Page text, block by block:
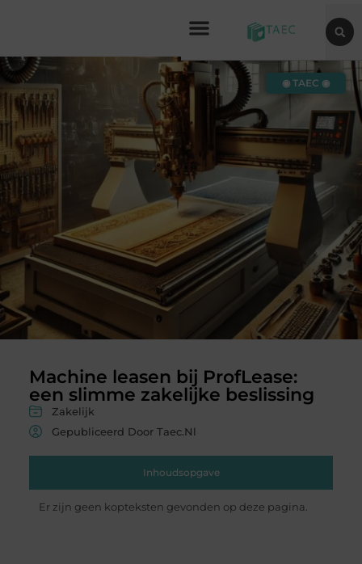
Machine leasen bij ProfLease:
een slimme zakelijke beslissing
Zakelijk
Gepubliceerd Door Taec.nl
Inhoudsopgave
Er zijn geen kopteksten gevonden op deze pagina.
◉ TAEC ◉